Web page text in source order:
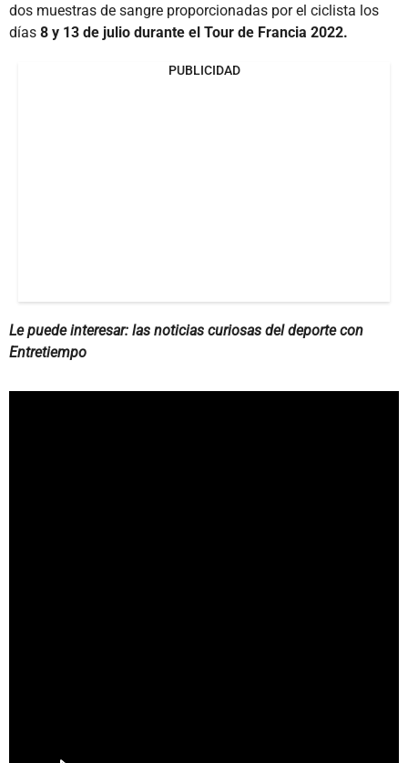
dos muestras de sangre proporcionadas por el ciclista los
días 8 y 13 de julio durante el Tour de Francia 2022.
PUBLICIDAD
Le puede interesar: las noticias curiosas del deporte con
Entretiempo